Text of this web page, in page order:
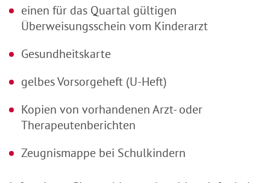
einen für das Quartal gültigen
Überweisungsschein vom Kinderarzt
Gesundheitskarte
gelbes Vorsorgeheft (U-Heft)
Kopien von vorhandenen Arzt- oder
Therapeutenberichten
Zeugnismappe bei Schulkindern